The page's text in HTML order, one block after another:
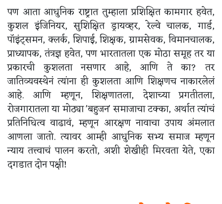
पण आता आधुनिक राष्ट्रात तुम्हाला प्रशिक्षित कामगार हवेत,
कुशल इंजिनियर, सुशिक्षित ड्रायव्हर, रेल्वे चालक, गार्ड,
पॉइंट्समन, क्लर्क, शिपाई, शिक्षक, ग्रामसेवक, विमानचालक,
प्राध्यापक, तंत्रज्ञ हवेत, पण भारतातला एक मोठा समूह तर या
प्रकारची कुशलता नसणार आहे, आणि ते का? तर
जातिव्यवस्थेनं त्यांना ही कुशलता आणि शिक्षणच नाकारलेलं
आहे. आणि म्हणून, शिक्षणातला, देशाच्या प्रगतीतला,
रोजगारातला या मोठ्या 'बहुजन' समाजाचा टक्का, अर्थात त्यांचं
प्रतिनिधित्व वाढावं, म्हणून आरक्षण नावाचा उपाय अंमलात
आणला जातो. त्यावर आम्ही आधुनिक सभ्य समाज म्हणून
न्याय तत्त्वाचं पालन करतो, अशी शेखीही मिरवता येते, एका
दगडात दोन पक्षी!